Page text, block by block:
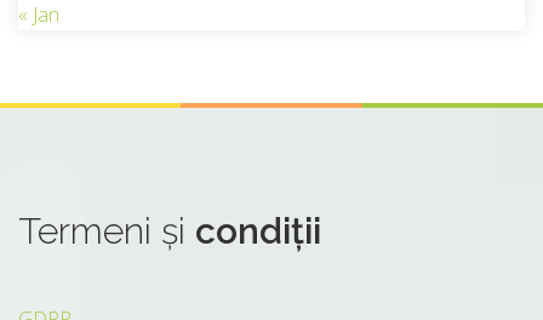
« Jan
Termeni și condiții